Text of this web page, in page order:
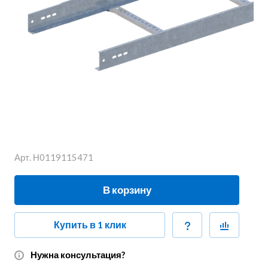
Арт. Н0119115471
В корзину
Купить в 1 клик
Нужна консультация?